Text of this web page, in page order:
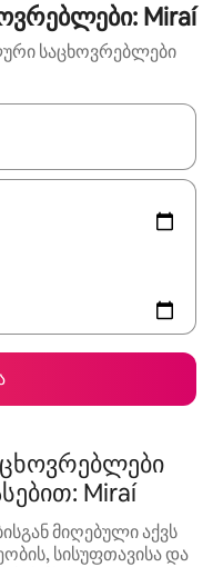
Miraí
საცხოვრებლები
ნავიგაციისთვის
Miraí
მიღებული აქვს
სისუფთავისა და